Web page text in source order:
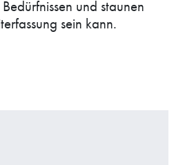
und staunen
sein kann.